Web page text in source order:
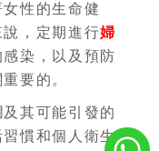
性的生命健
，定期進行婦
感染，以及預防
要的。
其可能引發的
慣和個人衛生